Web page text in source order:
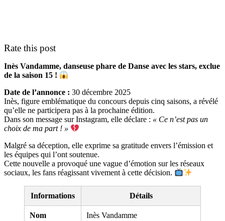
Rate this post
Inès Vandamme, danseuse phare de Danse avec les stars, exclue
de la saison 15 !
Date de l’annonce : 30 décembre 2025
Inès, figure emblématique du concours depuis cinq saisons, a révélé
qu’elle ne participera pas à la prochaine édition.
Dans son message sur Instagram, elle déclare : « Ce n’est pas un
choix de ma part ! »
Malgré sa déception, elle exprime sa gratitude envers l’émission et
les équipes qui l’ont soutenue.
Cette nouvelle a provoqué une vague d’émotion sur les réseaux
sociaux, les fans réagissant vivement à cette décision.
Informations Détails
Nom Inès Vandamme